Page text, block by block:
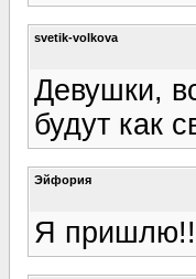
svetik-volkova
Девушки,
будут как
Эйфория
Я